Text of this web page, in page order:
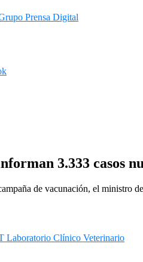
Prensa Digital
3.333 casos
de vacunación, el ministro